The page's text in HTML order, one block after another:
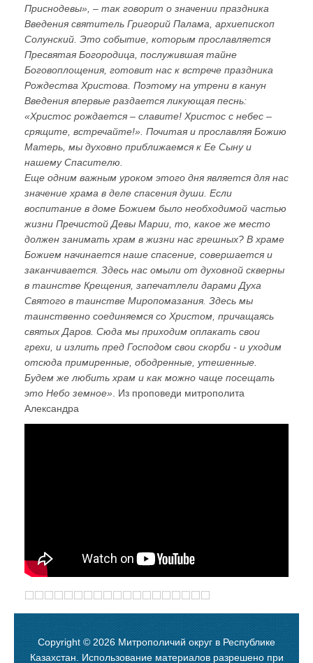
Приснодевы», – так говорит о значении праздника
Введения святитель Григорий Палама, архиепископ
Солунский. Это событие, которым прославляется
Пресвятая Богородица, послужившая тайне
Боговоплощения, готовит нас к встрече праздника
Рождества Христова. Поэтому на утрени в канун
Введения впервые раздается ликующая песнь:
«Христос рождается – славите! Христос с небес –
срящите, встречайте!». Почитая и прославляя Божию
Матерь, мы духовно приближаемся к Ее Сыну и
нашему Спасителю.
Еще одним важным уроком этого дня является для нас
значение храма в деле спасения души. Если
воспитание в доме Божием было необходимой частью
жизни Пречистой Девы Марии, то, какое же место
должен занимать храм в жизни нас грешных? В храме
Божием начинается наше спасение, совершается и
заканчивается. Здесь нас омыли от духовной скверны
в таинстве Крещения, запечатлели дарами Духа
Святого в таинстве Миропомазания. Здесь мы
таинственно соединяемся со Христом, причащаясь
святых Даров. Сюда мы приходим оплакать свои
грехи, и излить пред Господом свои скорби - и уходим
отсюда примиренные, ободренные, утешенные.
Будем же любить храм и как можно чаще посещать
это Небо земное». Из проповеди митрополита
Александра
Copyright © 2026 Митрополичий округ в Республике
Казахстан. Использование материалов разрешено при